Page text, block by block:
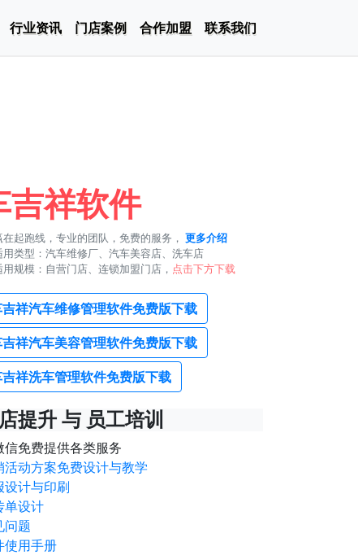
行业资讯 门店案例 合作加盟 联系我们
吉祥软件
在起跑线，专业的团队，免费的服务， 更多介绍
用类型：汽车维修厂、汽车美容店、洗车店
用规模：自营门店、连锁加盟门店， 点击下方下载
祥汽车维修管理软件免费版下载
祥汽车美容管理软件免费版下载
祥洗车管理软件免费版下载
提升 与 员工培训
信免费提供各类服务
活动方案免费设计与教学
设计与印刷
单设计
问题
使用手册